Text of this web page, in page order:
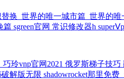
换_世界的唯一城市篇_世界的
sgreen官网 常识修改器h
巧玲vnp官网2021 俄罗斯梯子技
解版无限 shadowrocket那里免